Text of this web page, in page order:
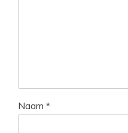
Naam *